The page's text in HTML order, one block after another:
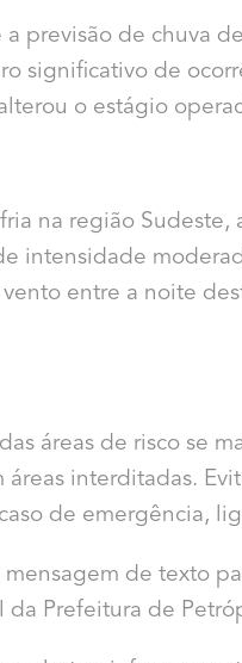
a previsão de chuva
significativo de
o estágio
na região
intensidade
entre a noite
áreas de risco se
interditadas.
de emergência,
de texto
da Prefeitura de